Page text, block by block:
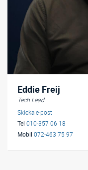
Eddie Freij
Tech Lead
Skicka e-post
Tel 010-357 06 18
Mobil 072-463 75 97